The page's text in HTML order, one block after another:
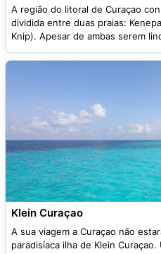
A região do litoral de Curaçao
dividida entre duas praias:
Knip). Apesar de ambas serem
Klein Curaçao
A sua viagem a Curaçao não
paradisíaca ilha de Klein